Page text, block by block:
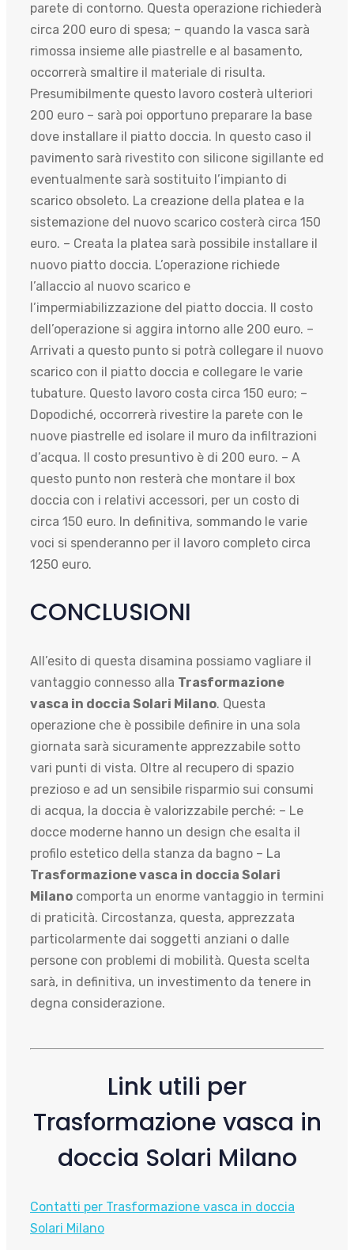
parete di contorno. Questa operazione richiederà
circa 200 euro di spesa; – quando la vasca sarà
rimossa insieme alle piastrelle e al basamento,
occorrerà smaltire il materiale di risulta.
Presumibilmente questo lavoro costerà ulteriori
200 euro – sarà poi opportuno preparare la base
dove installare il piatto doccia. In questo caso il
pavimento sarà rivestito con silicone sigillante ed
eventualmente sarà sostituito l’impianto di
scarico obsoleto. La creazione della platea e la
sistemazione del nuovo scarico costerà circa 150
euro. – Creata la platea sarà possibile installare il
nuovo piatto doccia. L’operazione richiede
l’allaccio al nuovo scarico e
l’impermiabilizzazione del piatto doccia. Il costo
dell’operazione si aggira intorno alle 200 euro. –
Arrivati a questo punto si potrà collegare il nuovo
scarico con il piatto doccia e collegare le varie
tubature. Questo lavoro costa circa 150 euro; –
Dopodiché, occorrerà rivestire la parete con le
nuove piastrelle ed isolare il muro da infiltrazioni
d’acqua. Il costo presuntivo è di 200 euro. – A
questo punto non resterà che montare il box
doccia con i relativi accessori, per un costo di
circa 150 euro. In definitiva, sommando le varie
voci si spenderanno per il lavoro completo circa
1250 euro.
CONCLUSIONI
All’esito di questa disamina possiamo vagliare il
vantaggio connesso alla Trasformazione
vasca in doccia Solari Milano. Questa
operazione che è possibile definire in una sola
giornata sarà sicuramente apprezzabile sotto
vari punti di vista. Oltre al recupero di spazio
prezioso e ad un sensibile risparmio sui consumi
di acqua, la doccia è valorizzabile perché: – Le
docce moderne hanno un design che esalta il
profilo estetico della stanza da bagno – La
Trasformazione vasca in doccia Solari
Milano comporta un enorme vantaggio in termini
di praticità. Circostanza, questa, apprezzata
particolarmente dai soggetti anziani o dalle
persone con problemi di mobilità. Questa scelta
sarà, in definitiva, un investimento da tenere in
degna considerazione.
Link utili per
Trasformazione vasca in
doccia Solari Milano
Contatti per Trasformazione vasca in doccia
Solari Milano